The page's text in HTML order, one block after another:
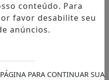
conteúdo. Para
favor desabilite seu
anúncios.
PARA CONTINUAR SUA